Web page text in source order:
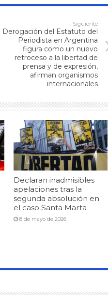
Siguiente
Derogación del Estatuto del
Periodista en Argentina
figura como un nuevo
retroceso a la libertad de
prensa y de expresión,
afirman organismos
internacionales
Declaran inadmisibles
apelaciones tras la
segunda absolución en
el caso Santa Marta
8 de mayo de 2026